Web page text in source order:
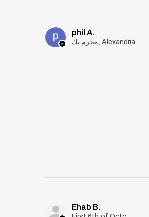
phil A.
محرم بك, Alexandria
Ehab B.